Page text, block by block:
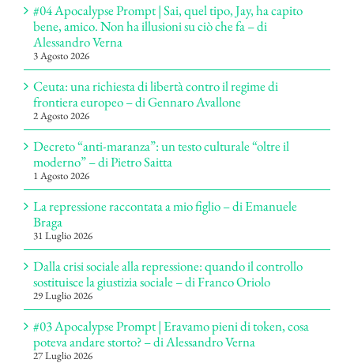
#04 Apocalypse Prompt | Sai, quel tipo, Jay, ha capito
bene, amico. Non ha illusioni su ciò che fa – di
Alessandro Verna
3 Agosto 2026
Ceuta: una richiesta di libertà contro il regime di
frontiera europeo – di Gennaro Avallone
2 Agosto 2026
Decreto “anti-maranza”: un testo culturale “oltre il
moderno” – di Pietro Saitta
1 Agosto 2026
La repressione raccontata a mio figlio – di Emanuele
Braga
31 Luglio 2026
Dalla crisi sociale alla repressione: quando il controllo
sostituisce la giustizia sociale – di Franco Oriolo
29 Luglio 2026
#03 Apocalypse Prompt | Eravamo pieni di token, cosa
poteva andare storto? – di Alessandro Verna
27 Luglio 2026